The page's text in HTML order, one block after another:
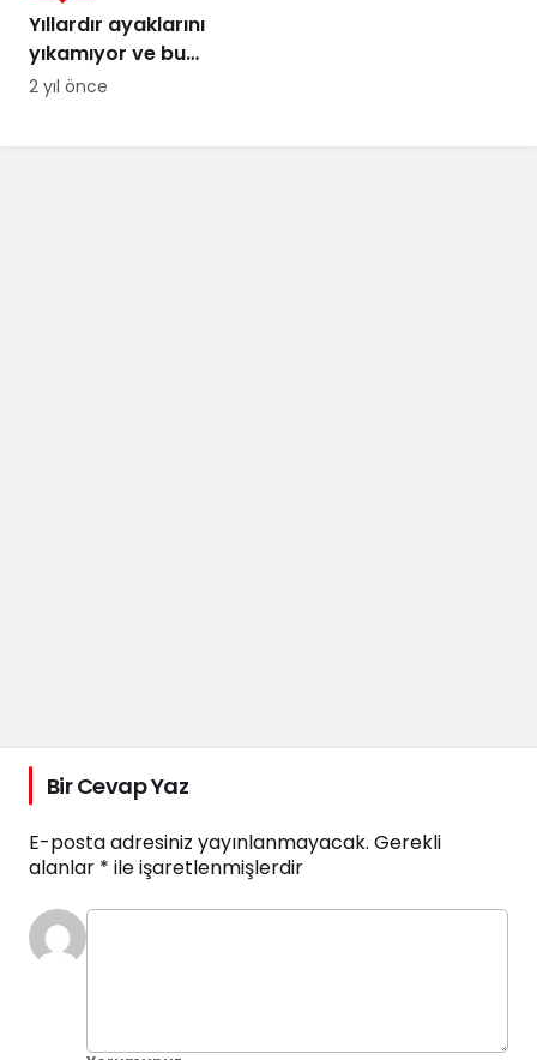
Yıllardır ayaklarını
yıkamıyor ve bu
sayede para
2 yıl önce
Bir Cevap Yaz
E-posta adresiniz yayınlanmayacak. Gerekli
alanlar * ile işaretlenmişlerdir